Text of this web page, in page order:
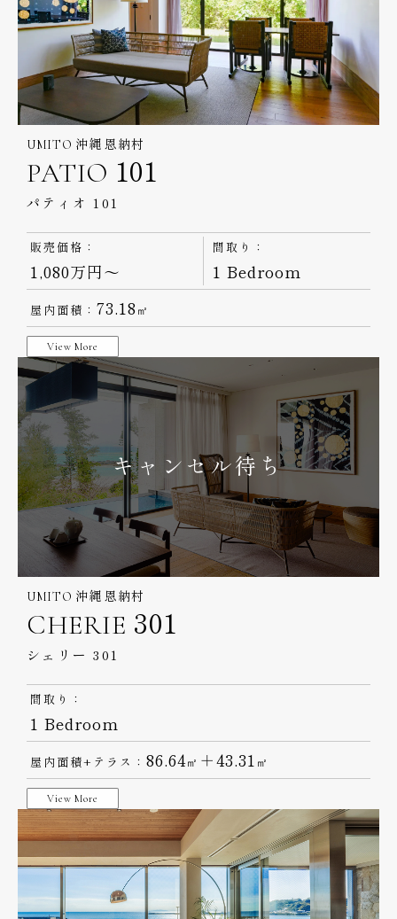
UMITO 沖縄 恩納村
PATIO 101
パティオ 101
販売価格：
1,080万円～
間取り：
1 Bedroom
屋内面積： 73.18 ㎡
View More
キャンセル待ち
UMITO 沖縄 恩納村
CHERIE 301
シェリー 301
間取り：
1 Bedroom
屋内面積+テラス： 86.64㎡ ＋43.31 ㎡
View More